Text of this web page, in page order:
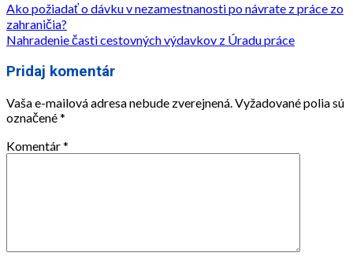
Ako požiadať o dávku v nezamestnanosti po návrate z práce zo
zahraničia?
Nahradenie časti cestovných výdavkov z Úradu práce
Pridaj komentár
Vaša e-mailová adresa nebude zverejnená. Vyžadované polia sú
označené*
Komentár*